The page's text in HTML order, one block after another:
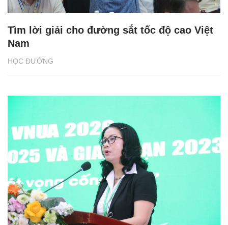
HỌC ĐƯỜNG
Tìm lời giải cho đường sắt tốc độ cao Việt
Nam